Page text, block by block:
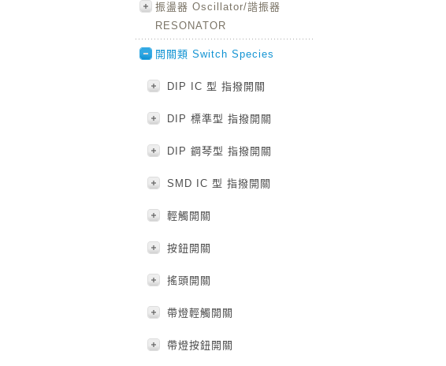
振盪器 Oscillator/諧振器
RESONATOR
開關類 Switch Species
DIP IC 型 指撥開關
DIP 標準型 指撥開關
DIP 鋼琴型 指撥開關
SMD IC 型 指撥開關
輕觸開關
按鈕開關
搖頭開關
帶燈輕觸開關
帶燈按鈕開關